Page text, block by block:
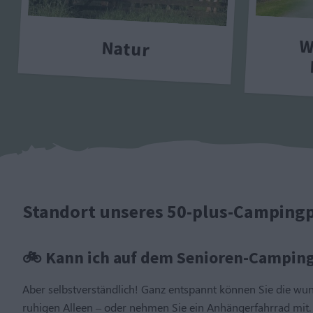
Natur
Standort unseres 50-plus-
🚲 Kann ich auf dem Senioren-
Aber selbstverständlich! Ganz entspannt können Sie die
ruhigen Alleen – oder nehmen Sie ein Anhängerfahrrad